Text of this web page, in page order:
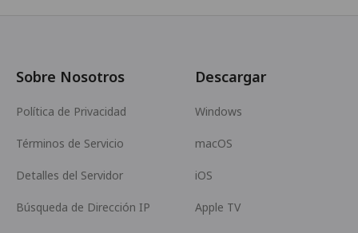
Sobre Nosotros
Política de Privacidad
Términos de Servicio
Detalles del Servidor
Búsqueda de Dirección IP
Descargar
Windows
macOS
iOS
Apple TV